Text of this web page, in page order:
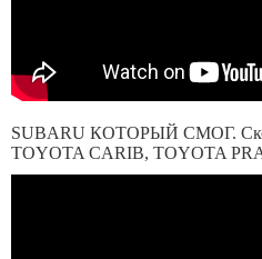
SUBARU КОТОРЫЙ СМОГ.
TOYOTA CARIB, TOYOTA